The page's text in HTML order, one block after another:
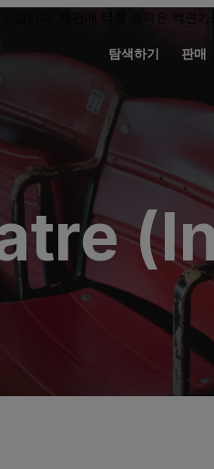
입니다. 재판매 티켓 가격은 액면가
탐색하기 판매